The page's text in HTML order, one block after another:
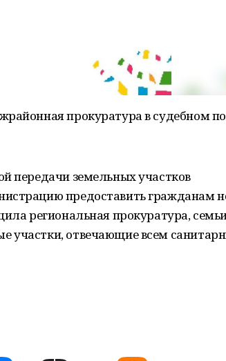
прокуратура в судебном
передачи земельных участков
предоставить гражданам
региональная прокуратура,
участки, отвечающие всем